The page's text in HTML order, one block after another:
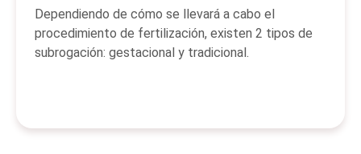
Dependiendo de cómo se llevará a cabo el
procedimiento de fertilización, existen 2 tipos de
subrogación: gestacional y tradicional.